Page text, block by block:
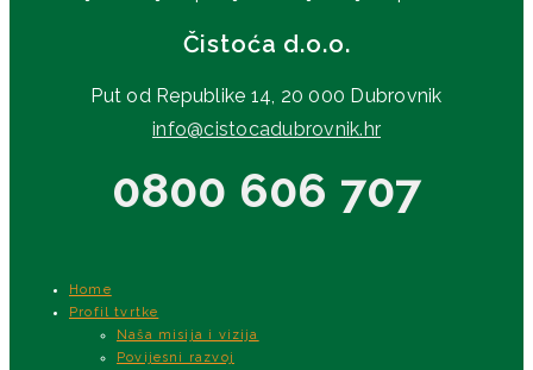
Čistoća d.o.o.
Put od Republike 14, 20 000 Dubrovnik
info@cistocadubrovnik.hr
0800 606 707
Home
Profil tvrtke
Naša misija i vizija
Povijesni razvoj